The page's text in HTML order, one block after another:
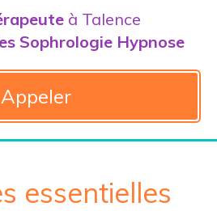
à Talence
Sophrologie Hypnose
Appeler
essentielles